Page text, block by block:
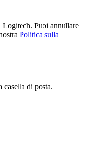
Logitech. Puoi annullare
Politica sulla
casella di posta.